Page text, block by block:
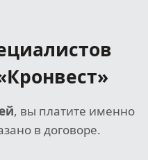
, вы платите именно
в договоре.